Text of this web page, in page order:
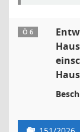
Ö 6